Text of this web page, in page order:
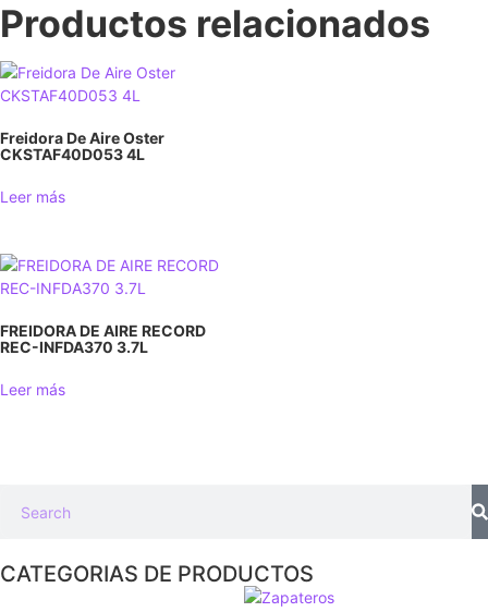
Productos relacionados
Freidora De Aire Oster
CKSTAF40D053 4L
Leer más
FREIDORA DE AIRE RECORD
REC-INFDA370 3.7L
Leer más
CATEGORIAS DE PRODUCTOS